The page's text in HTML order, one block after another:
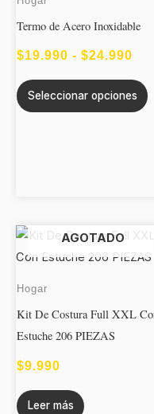
Termo de Acero Inoxidable
$19.990 - $24.990
Seleccionar opciones
se
AGOTADO
Hogar
Kit De Costura Full XXL
Estuche 206 PIEZAS
$9.990
Leer más